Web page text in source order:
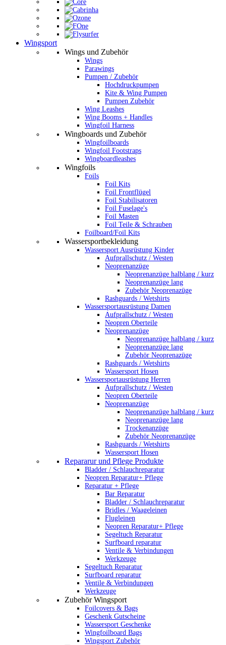
Wingsport
Wings und Zubehör
Wings
Parawings
Pumpen / Zubehör
Hochdruckpumpen
Kite & Wing Pumpen
Pumpen Zubehör
Wing Leashes
Wing Booms + Handles
Wingfoil Harness
Wingboards und Zubehör
Wingfoilboards
Wingfoil Footstraps
Wingboardleashes
Wingfoils
Foils
Foil Kits
Foil Frontflügel
Foil Stabilisatoren
Foil Fuselage's
Foil Masten
Foil Teile & Schrauben
Foilboard/Foil Kits
Wassersportbekleidung
Wassersport Ausrüstung Kinder
Aufprallschutz / Westen
Neoprenanzüge
Neoprenanzüge halblang / kurz
Neoprenanzüge lang
Zubehör Neoprenazüge
Rashguards / Wetshirts
Wassersportausrüstung Damen
Aufprallschutz / Westen
Neopren Oberteile
Neoprenanzüge
Neoprenanzüge halblang / kurz
Neoprenanzüge lang
Zubehör Neoprenazüge
Rashguards / Wetshirts
Wassersport Hosen
Wassersportausrüstung Herren
Aufprallschutz / Westen
Neopren Oberteile
Neoprenanzüge
Neoprenanzüge halblang / kurz
Neoprenanzüge lang
Trockenanzüge
Zubehör Neoprenanzüge
Rashguards / Wetshirts
Wassersport Hosen
Repararur und Pflege Produkte
Bladder / Schlauchreparatur
Neopren Reparatur+ Pflege
Reparatur + Pflege
Bar Reparatur
Bladder / Schlauchreparatur
Bridles / Waageleinen
Flugleinen
Neopren Reparatur+ Pflege
Segeltuch Reparatur
Surfboard reparatur
Ventile & Verbindungen
Werkzeuge
Segeltuch Reparatur
Surfboard reparatur
Ventile & Verbindungen
Werkzeuge
Zubehör Wingsport
Foilcovers & Bags
Geschenk Gutscheine
Wassersport Geschenke
Wingfoilboard Bags
Wingsport Zubehör